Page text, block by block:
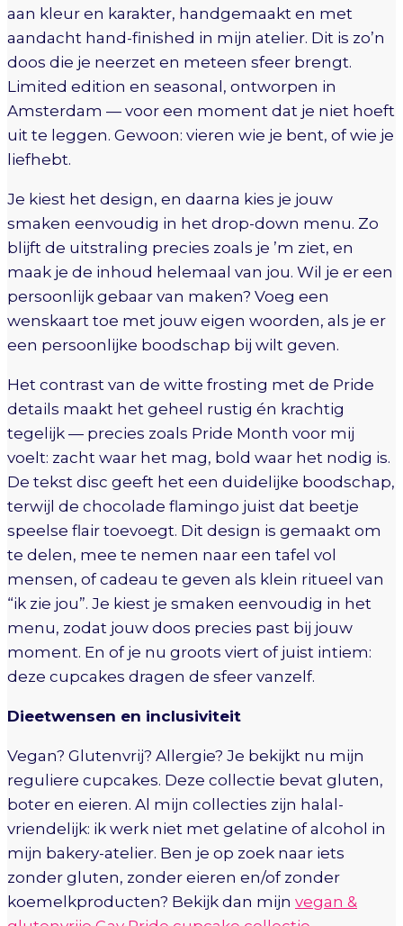
aan kleur en karakter, handgemaakt en met
aandacht hand-finished in mijn atelier. Dit is zo’n
doos die je neerzet en meteen sfeer brengt.
Limited edition en seasonal, ontworpen in
Amsterdam — voor een moment dat je niet hoeft
uit te leggen. Gewoon: vieren wie je bent, of wie je
liefhebt.
Je kiest het design, en daarna kies je jouw
smaken eenvoudig in het drop-down menu. Zo
blijft de uitstraling precies zoals je ’m ziet, en
maak je de inhoud helemaal van jou. Wil je er een
persoonlijk gebaar van maken? Voeg een
wenskaart toe met jouw eigen woorden, als je er
een persoonlijke boodschap bij wilt geven.
Het contrast van de witte frosting met de Pride
details maakt het geheel rustig én krachtig
tegelijk — precies zoals Pride Month voor mij
voelt: zacht waar het mag, bold waar het nodig is.
De tekst disc geeft het een duidelijke boodschap,
terwijl de chocolade flamingo juist dat beetje
speelse flair toevoegt. Dit design is gemaakt om
te delen, mee te nemen naar een tafel vol
mensen, of cadeau te geven als klein ritueel van
“ik zie jou”. Je kiest je smaken eenvoudig in het
menu, zodat jouw doos precies past bij jouw
moment. En of je nu groots viert of juist intiem:
deze cupcakes dragen de sfeer vanzelf.
Dieetwensen en inclusiviteit
Vegan? Glutenvrij? Allergie? Je bekijkt nu mijn
reguliere cupcakes. Deze collectie bevat gluten,
boter en eieren. Al mijn collecties zijn halal-
vriendelijk: ik werk niet met gelatine of alcohol in
mijn bakery-atelier. Ben je op zoek naar iets
zonder gluten, zonder eieren en/of zonder
koemelkproducten? Bekijk dan mijn vegan &